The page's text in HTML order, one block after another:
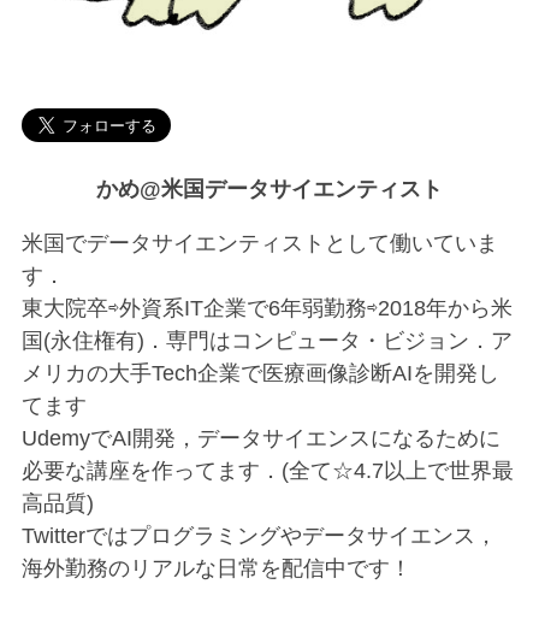
かめ@米国データサイエンティスト
米国でデータサイエンティストとして働いていま
す．
東大院卒⇨外資系IT企業で6年弱勤務⇨2018年から米
国(永住権有)．専門はコンピュータ・ビジョン．ア
メリカの大手Tech企業で医療画像診断AIを開発し
てます
UdemyでAI開発，データサイエンスになるために
必要な講座を作ってます．(全て☆4.7以上で世界最
高品質)
Twitterではプログラミングやデータサイエンス，
海外勤務のリアルな日常を配信中です！